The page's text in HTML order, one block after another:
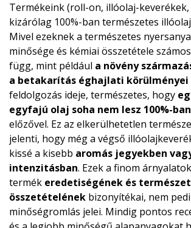
Termékeink (roll-on, illóolaj-
kizárólag 100%-ban természetes
Mivel ezeknek a természetes
minősége és kémiai összetétele
függ, mint például a növény
a betakarítás éghajlati körülményei
feldolgozás ideje, természetes, hogy
egyfajú olaj soha nem lesz 100%-
előzővel. Ez az elkerülhetetlen
jelenti, hogy még a végső
kissé a kisebb aromás jegyekben
intenzitásban. Ezek a finom
termék eredetiségének és
összetételének bizonyítékai, nem
minőségromlás jelei. Mindig pontos